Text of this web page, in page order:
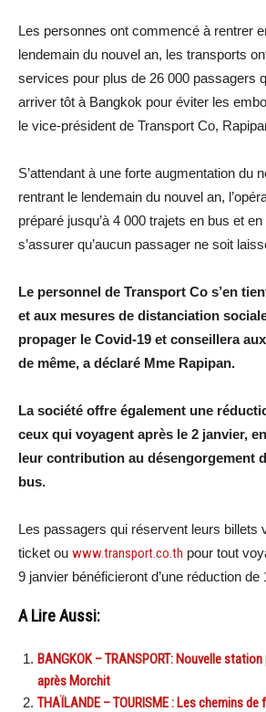
Les personnes ont commencé à rentrer
lendemain du nouvel an, les transports
services pour plus de 26 000 passagers
arriver tôt à Bangkok pour éviter les
le vice-président de Transport Co,
S’attendant à une forte augmentation du
rentrant le lendemain du nouvel an,
préparé jusqu’à 4 000 trajets en bus et
s’assurer qu’aucun passager ne soit
Le personnel de Transport Co s’en
et aux mesures de distanciation
propager le Covid-19 et conseillera
de même, a déclaré Mme Rapipan.
La société offre également une
ceux qui voyagent après le 2 janvier,
leur contribution au désengorgement
bus.
Les passagers qui réservent leurs billets
ticket ou www.transport.co.th pour tout
9 janvier bénéficieront d’une réduction de
A Lire Aussi:
BANGKOK – TRANSPORT: Nouvelle
après Morchit
THAÏLANDE – TOURISME : Les chemins